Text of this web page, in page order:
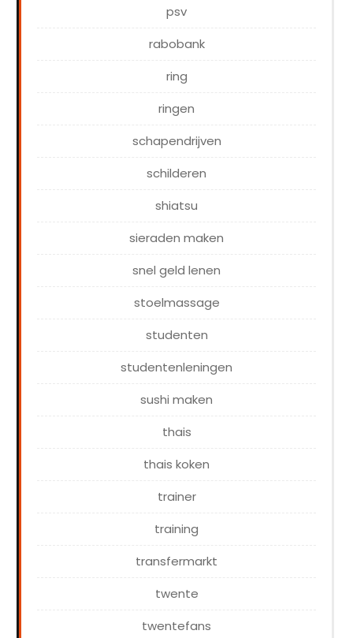
psv
rabobank
ring
ringen
schapendrijven
schilderen
shiatsu
sieraden maken
snel geld lenen
stoelmassage
studenten
studentenleningen
sushi maken
thais
thais koken
trainer
training
transfermarkt
twente
twentefans